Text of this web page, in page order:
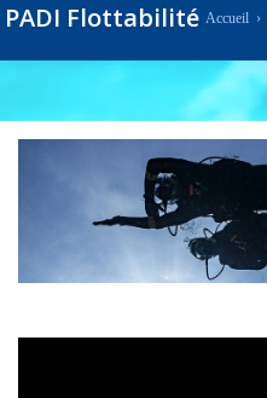
PADI Flottabilité Accueil›